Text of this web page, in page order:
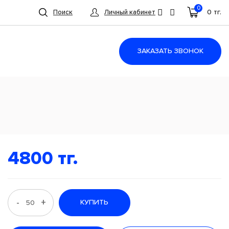
Поиск Личный кабинет
0
0 тг.
ЗАКАЗАТЬ ЗВОНОК
4800 тг.
- + КУПИТЬ